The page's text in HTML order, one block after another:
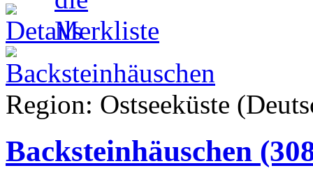
Region: Ostseeküste
Backsteinhäuschen